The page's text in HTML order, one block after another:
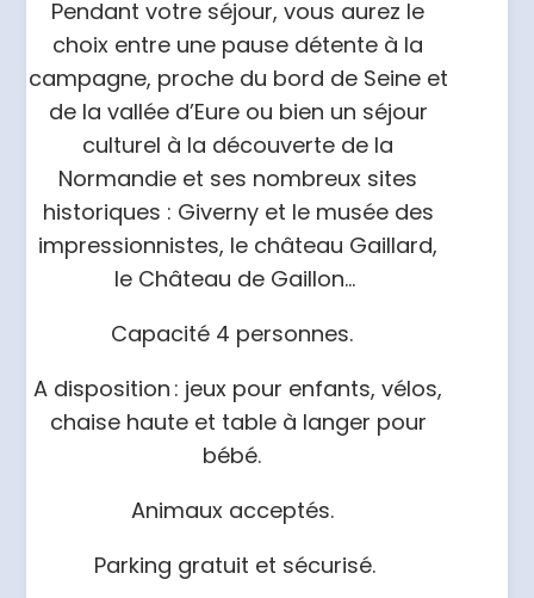
Pendant votre séjour, vous aurez le
choix entre une pause détente à la
campagne, proche du bord de Seine et
de la vallée d’Eure ou bien un séjour
culturel à la découverte de la
Normandie et ses nombreux sites
historiques : Giverny et le musée des
impressionnistes, le château Gaillard,
le Château de Gaillon…
Capacité 4 personnes.
A disposition : jeux pour enfants, vélos,
chaise haute et table à langer pour
bébé.
Animaux acceptés.
Parking gratuit et sécurisé.